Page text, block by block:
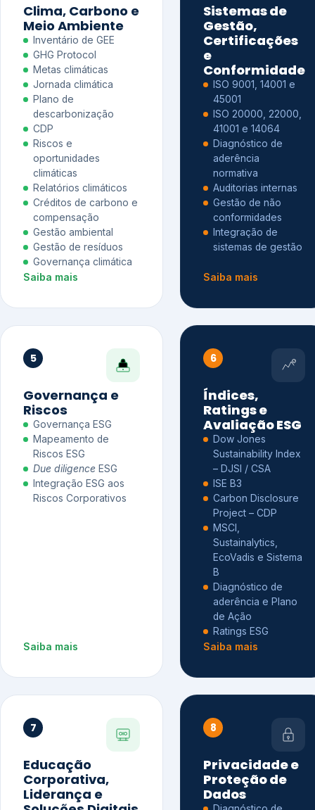
Clima, Carbono e
Meio Ambiente
Inventário de GEE
GHG Protocol
Metas climáticas
Jornada climática
Plano de
descarbonização
CDP
Riscos e
oportunidades
climáticas
Relatórios climáticos
Créditos de carbono e
compensação
Gestão ambiental
Gestão de resíduos
Governança climática
Saiba mais
Sistemas de
Gestão,
Certificações
e
Conformidade
ISO 9001, 14001 e
45001
ISO 20000, 22000,
41001 e 14064
Diagnóstico de
aderência
normativa
Auditorias internas
Gestão de não
conformidades
Integração de
sistemas de gestão
Saiba mais
5
Governança e
Riscos
Governança ESG
Mapeamento de
Riscos ESG
Due diligence ESG
Integração ESG aos
Riscos Corporativos
Saiba mais
6
Índices,
Ratings e
Avaliação ESG
Dow Jones
Sustainability Index
– DJSI / CSA
ISE B3
Carbon Disclosure
Project – CDP
MSCI,
Sustainalytics,
EcoVadis e Sistema
B
Diagnóstico de
aderência e Plano
de Ação
Ratings ESG
Saiba mais
7
Educação
Corporativa,
Liderança e
8
Privacidade e
Proteção de
Dados